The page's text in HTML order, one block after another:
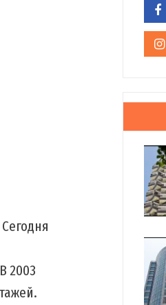
2003